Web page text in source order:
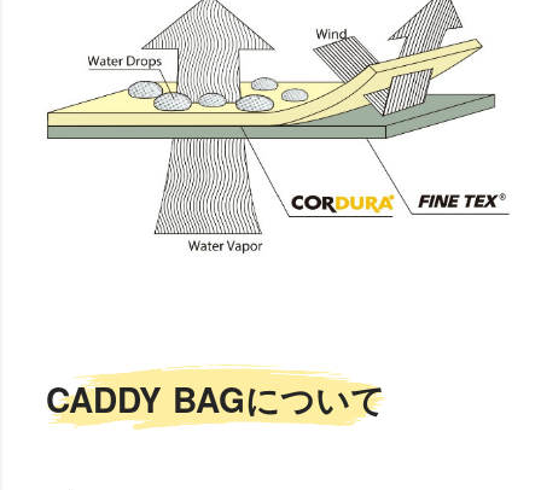
CADDY BAGについて